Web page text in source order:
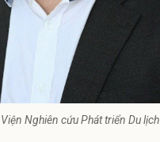
Nghiên cứu Phát triển Du lịch